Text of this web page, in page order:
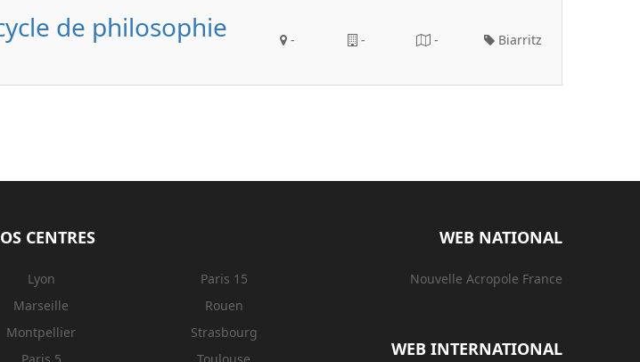
de philosophie - - - Biarritz
CENTRES
Lyon
Marseille
Montpellier
Paris 5
Paris 15
Rouen
Strasbourg
Toulouse
WEB NATIONAL
Nouvelle Acropole France
WEB INTERNATIONAL